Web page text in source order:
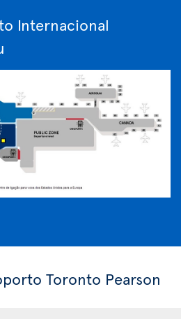
Internacional
Toronto Pearson